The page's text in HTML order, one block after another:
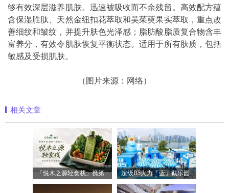
够有效深层滋养肌肤。迅速被吸收而不余残留。高效配方蕴
含保湿胜肽、天然金纽扣花萃取和吴茱萸果实萃取，重点改
善细纹和皱纹，并提升肤色光泽感；脂肪酸脂质复合物含丰
富养分，有效令肌肤恢复平衡状态。适用于所有肤质，包括
敏感及受损肌肤。
（图片来源：网络）
相关文章
「悦木之源轻食栈」携第四代菌菇水轻盈 超级B5火力「蓝」截乐园登陆长沙，理肤